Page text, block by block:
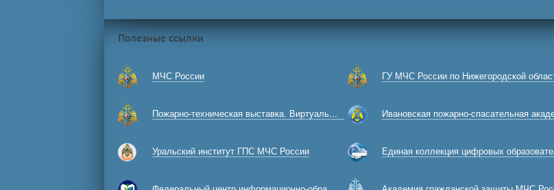
Полезные ссылки
МЧС России ГУ МЧС России по Нижегородской
Пожарно-техническая выставка. Виртуальный музей Ивановская пожарно-спасательная академия ГПС МЧС
Уральский институт ГПС МЧС России Единая коллекция цифровых образовательных